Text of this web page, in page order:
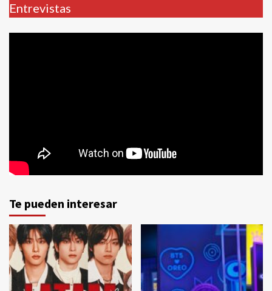
Entrevistas
Te pueden interesar